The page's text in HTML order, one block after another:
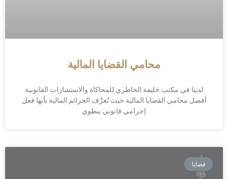
محامي القضايا المالية
لدينا في مكتب خليفة الخاطري للمحاكاة والاستشارات القانونية
أفضل محامي القضايا المالية حيث تُعرَّف الجرائم المالية بأنها فعل
إجرامي قانوني ينطوي
قضايا